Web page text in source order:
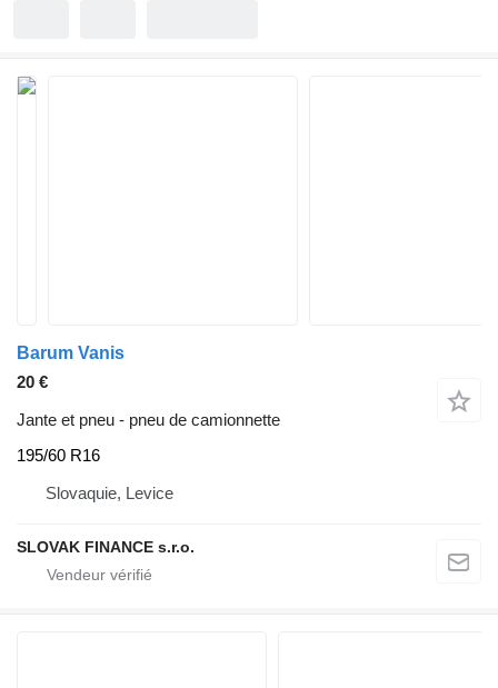
Barum Vanis
20 €
Jante et pneu - pneu de camionnette
195/60 R16
Slovaquie, Levice
SLOVAK FINANCE s.r.o.